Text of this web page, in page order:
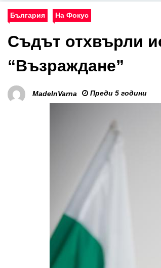
България На Фокус
Съдът отхвърли
“Възраждане”
MadeInVarna Преди 5 години